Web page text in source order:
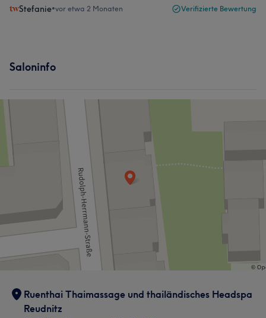
Stefanie•vor etwa 2 Monaten Verifizierte Bewertung
Saloninfo
Ruenthai Thaimassage und thailändisches Headspa
Reudnitz